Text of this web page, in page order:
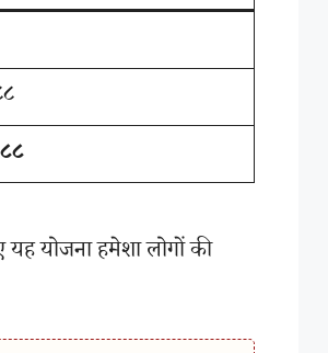
योजना हमेशा लोगों की